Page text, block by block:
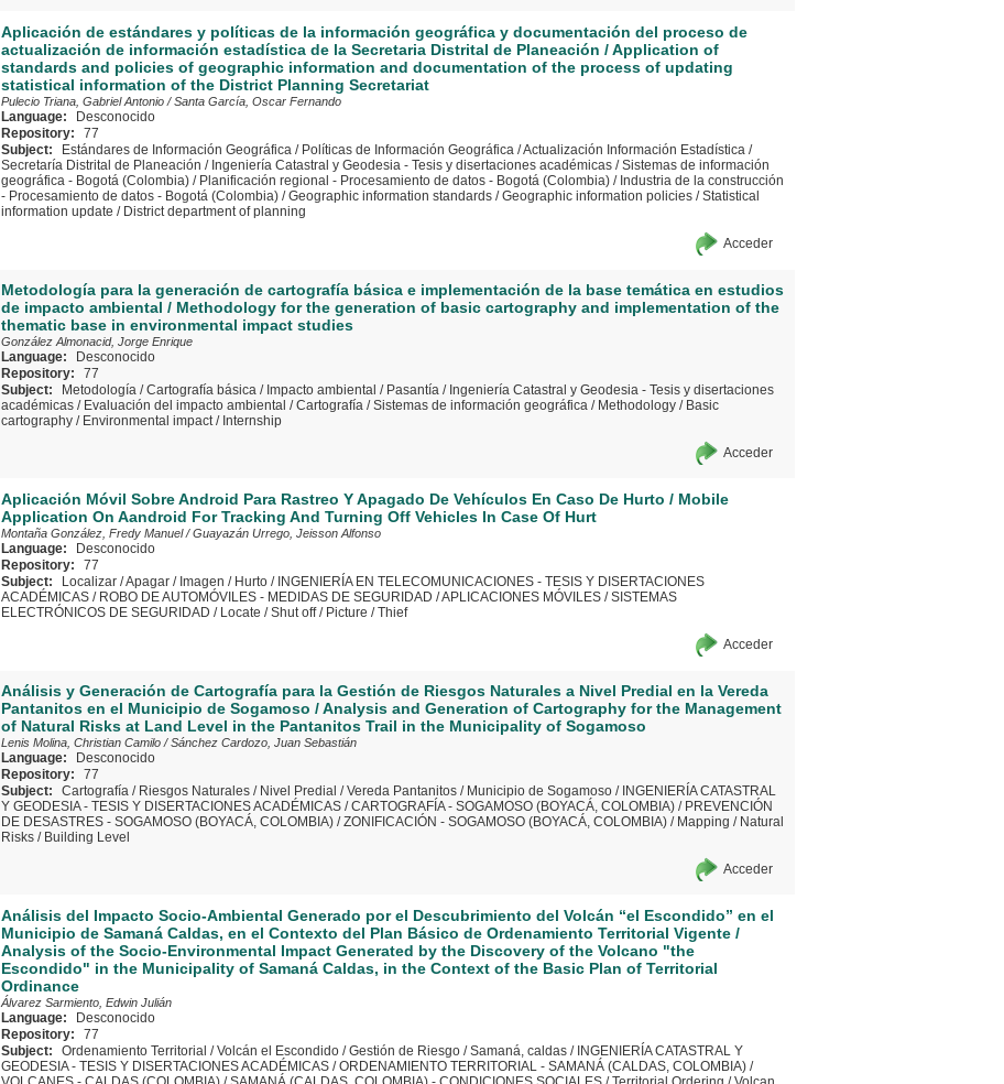
Aplicación de estándares y políticas de la información geográfica y documentación del proceso de
actualización de información estadística de la Secretaria Distrital de Planeación / Application of
standards and policies of geographic information and documentation of the process of updating
statistical information of the District Planning Secretariat
Pulecio Triana, Gabriel Antonio /Santa García, Oscar Fernando
Language:
Desconocido
Repository:
77
Subject:
Estándares de Información Geográfica / Políticas de Información Geográfica /Actualización Información Estadística /
Secretaría Distrital de Planeación / Ingeniería Catastral y Geodesia - Tesis y disertaciones académicas /Sistemas de información
geográfica - Bogotá (Colombia) / Planificación regional - Procesamiento de datos - Bogotá (Colombia) / Industria de la construcción
- Procesamiento de datos - Bogotá (Colombia) /Geographic information standards /Geographic information policies /Statistical
information update / District department of planning
Acceder
Metodología para la generación de cartografía básica e implementación de la base temática en estudios
de impacto ambiental / Methodology for the generation of basic cartography and implementation of the
thematic base in environmental impact studies
González Almonacid, Jorge Enrique
Language:
Desconocido
Repository:
77
Subject:
Metodología /Cartografía básica / Impacto ambiental / Pasantía / Ingeniería Catastral y Geodesia - Tesis y disertaciones
académicas / Evaluación del impacto ambiental /Cartografía /Sistemas de información geográfica / Methodology / Basic
cartography / Environmental impact/ Internship
Acceder
Aplicación Móvil Sobre Android Para Rastreo Y Apagado De Vehículos En Caso De Hurto / Mobile
Application On Aandroid For Tracking And Turning Off Vehicles In Case Of Hurt
Montaña González, Fredy Manuel/Guayazán Urrego, Jeisson Alfonso
Language:
Desconocido
Repository:
77
Subject:
Localizar /Apagar / Imagen / Hurto / INGENIERÍA EN TELECOMUNICACIONES - TESIS Y DISERTACIONES
ACADÉMICAS / ROBO DE AUTOMÓVILES - MEDIDAS DE SEGURIDAD /APLICACIONES MÓVILES /SISTEMAS
ELECTRÓNICOS DE SEGURIDAD / Locate /Shut off/ Picture /Thief
Acceder
Análisis y Generación de Cartografía para la Gestión de Riesgos Naturales a Nivel Predial en la Vereda
Pantanitos en el Municipio de Sogamoso / Analysis and Generation of Cartography for the Management
of Natural Risks at Land Level in the Pantanitos Trail in the Municipality of Sogamoso
Lenis Molina, Christian Camilo /Sánchez Cardozo, Juan Sebastián
Language:
Desconocido
Repository:
77
Subject:
Cartografía / Riesgos Naturales / Nivel Predial /Vereda Pantanitos / Municipio de Sogamoso / INGENIERÍA CATASTRAL
Y GEODESIA - TESIS Y DISERTACIONES ACADÉMICAS /CARTOGRAFÍA - SOGAMOSO (BOYACÁ, COLOMBIA) / PREVENCIÓN
DE DESASTRES - SOGAMOSO (BOYACÁ, COLOMBIA) /ZONIFICACIÓN - SOGAMOSO (BOYACÁ, COLOMBIA) / Mapping / Natural
Risks / Building Level
Acceder
Análisis del Impacto Socio-Ambiental Generado por el Descubrimiento del Volcán “el Escondido” en el
Municipio de Samaná Caldas, en el Contexto del Plan Básico de Ordenamiento Territorial Vigente /
Analysis of the Socio-Environmental Impact Generated by the Discovery of the Volcano "the
Escondido" in the Municipality of Samaná Caldas, in the Context of the Basic Plan of Territorial
Ordinance
Álvarez Sarmiento, Edwin Julián
Language:
Desconocido
Repository:
77
Subject:
Ordenamiento Territorial /Volcán el Escondido /Gestión de Riesgo /Samaná, caldas / INGENIERÍA CATASTRAL Y
GEODESIA - TESIS Y DISERTACIONES ACADÉMICAS /ORDENAMIENTO TERRITORIAL - SAMANÁ (CALDAS, COLOMBIA) /